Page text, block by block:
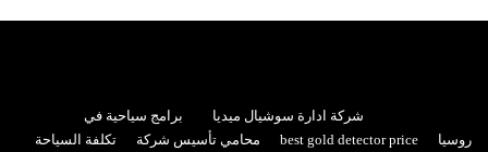
شركة ادارة سوشيال ميديا
برامج سياحية في
روسيا
best gold detector price محامي تأسيس شركة
تكلفة السياحة